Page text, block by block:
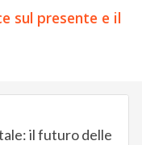
sul presente e il
il futuro delle